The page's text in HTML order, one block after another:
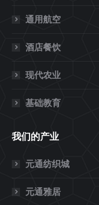
通用航空
酒店餐饮
现代农业
基础教育
我们的产业
元通纺织城
元通雅居